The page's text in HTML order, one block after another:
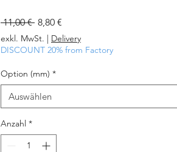
11,00 € Standardpreis
8,80 €
Preis
exkl. MwSt. | Delivery
DISCOUNT 20% from Factory
Option (mm) *
Auswählen
Anzahl *